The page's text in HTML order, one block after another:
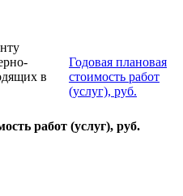
в
Годовая плановая
стоимость работ
(услуг), руб.
работ (услуг), руб.